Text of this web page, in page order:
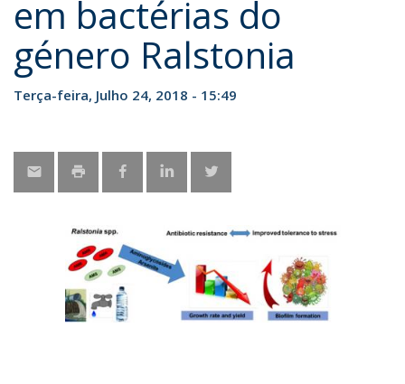
em bactérias do
género Ralstonia
Terça-feira, Julho 24, 2018 - 15:49